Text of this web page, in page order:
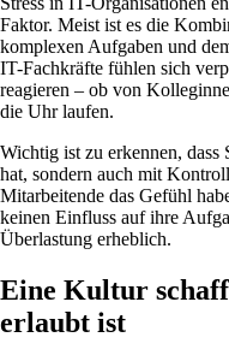
Faktor. Meist ist es die
komplexen Aufgaben und
IT-Fachkräfte fühlen sich
reagieren – ob von
die Uhr laufen.
Wichtig ist zu erkennen, dass
hat, sondern auch mit
Mitarbeitende das Gefühl
keinen Einfluss auf ihre
Überlastung erheblich.
Eine Kultur
erlaubt ist